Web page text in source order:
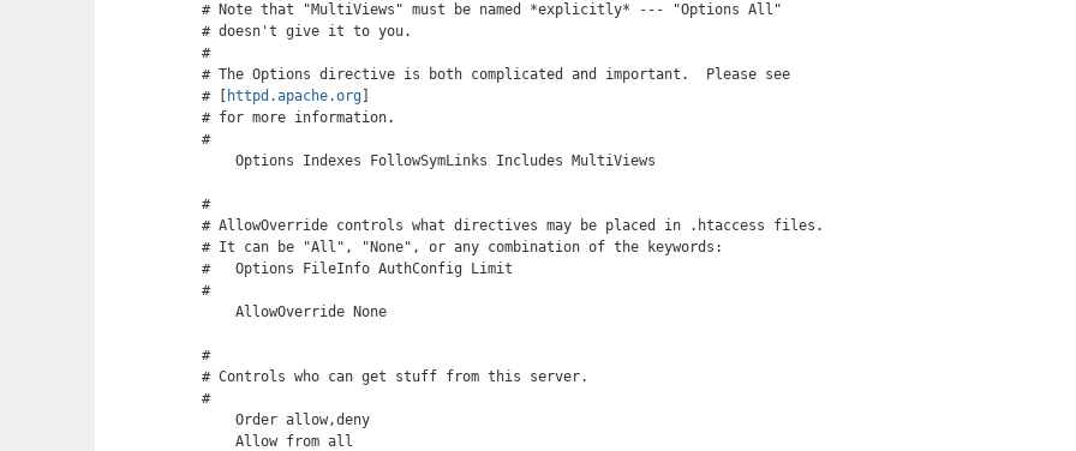
# Note that "MultiViews" must be named *explicitly* --- "Options All"
# doesn't give it to you.
#
# The Options directive is both complicated and important.  Please see
# [
httpd.apache.org
# for more information.
#
    Options Indexes FollowSymLinks Includes MultiViews
#
# AllowOverride controls what directives may be placed in .htaccess files.
# It can be "All", "None", or any combination of the keywords:
#   Options FileInfo AuthConfig Limit
#
    AllowOverride None
#
# Controls who can get stuff from this server.
#
    Order allow,deny
    Allow from all